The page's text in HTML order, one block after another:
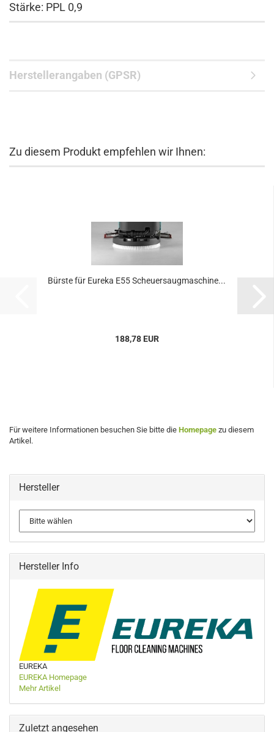
Stärke: PPL 0,9
Herstellerangaben (GPSR)
Zu diesem Produkt empfehlen wir Ihnen:
Bürste für Eureka E55 Scheuersaugmaschine...
188,78 EUR
Für weitere Informationen besuchen Sie bitte die Homepage zu diesem
Artikel.
Hersteller
Hersteller Info
EUREKA
EUREKA Homepage
Mehr Artikel
Zuletzt angesehen